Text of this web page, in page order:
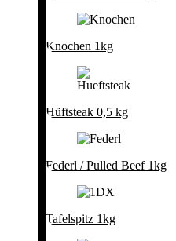
Knochen 1kg
Hüftsteak 0,5 kg
Federl / Pulled Beef 1kg
Tafelspitz 1kg